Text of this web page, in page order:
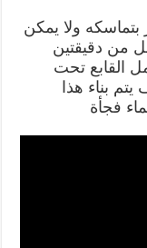
بتماسكه ولا يمكن
من دقيقتين
القابع تحت
بناء هذا
فجأة